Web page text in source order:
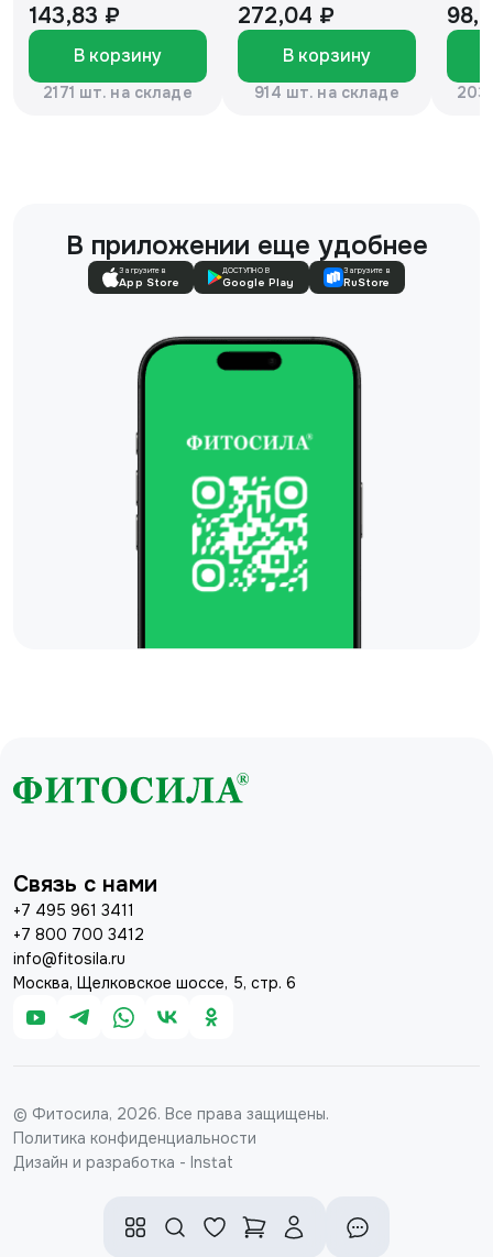
143,83 ₽
В корзину
2171 шт. на складе
гиперпигментации
для осветления
кожи 75 г
272,04 ₽
В корзину
914 шт. на складе
В приложении еще удобнее
Загрузите в
App Store
ДОСТУПНО В
Google Play
Загрузите в
RuStore
Связь с нами
+7 495 961 3411
+7 800 700 3412
info@fitosila.ru
Москва, Щелковское шоссе, 5, стр. 6
© Фитосила, 2026. Все права защищены.
Политика конфиденциальности
Дизайн и разработка - Instat